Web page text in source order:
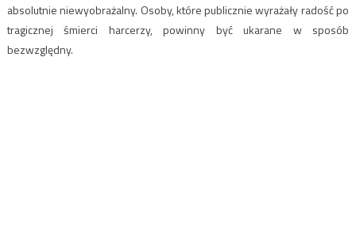
absolutnie niewyobrażalny. Osoby, które publicznie wyrażały radość po
tragicznej śmierci harcerzy, powinny być ukarane w sposób
bezwzględny.